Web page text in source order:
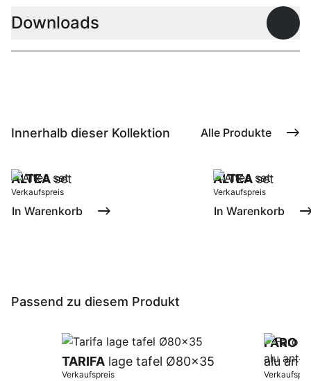
Downloads
Innerhalb dieser Kollektion Alle Produkte
ALTEAset
Verkaufspreis
In Warenkorb
ALTEAset
Verkaufspreis
In Warenkorb
Passend zu diesem Produkt
TARIFAlage tafel Ø80x35
Verkaufspreis
FARO
alu